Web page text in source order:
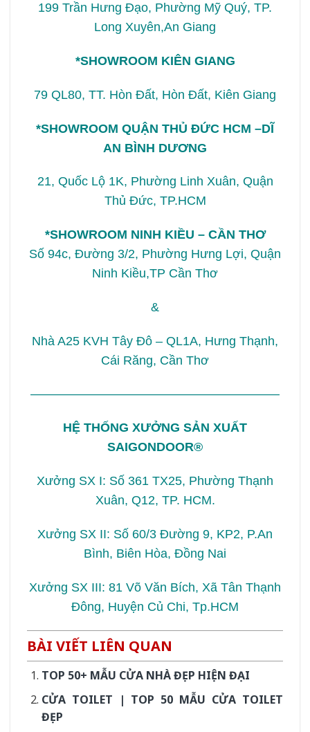
199 Trần Hưng Đạo, Phường Mỹ Quý, TP.
Long Xuyên,An Giang
*SHOWROOM KIÊN GIANG
79 QL80, TT. Hòn Đất, Hòn Đất, Kiên Giang
*SHOWROOM QUẬN THỦ ĐỨC HCM –DĨ
AN BÌNH DƯƠNG
21, Quốc Lộ 1K, Phường Linh Xuân, Quận
Thủ Đức, TP.HCM
*SHOWROOM NINH KIỀU – CẦN THƠ
Số 94c, Đường 3/2, Phường Hưng Lợi, Quận
Ninh Kiều,TP Cần Thơ
&
Nhà A25 KVH Tây Đô – QL1A, Hưng Thạnh,
Cái Răng, Cần Thơ
————————————————————
HỆ THỐNG XƯỞNG SẢN XUẤT
SAIGONDOOR®
Xưởng SX I: Số 361 TX25, Phường Thạnh
Xuân, Q12, TP. HCM.
Xưởng SX II: Số 60/3 Đường 9, KP2, P.An
Bình, Biên Hòa, Đồng Nai
Xưởng SX III: 81 Võ Văn Bích, Xã Tân Thạnh
Đông, Huyện Củ Chi, Tp.HCM
BÀI VIẾT LIÊN QUAN
TOP 50+ MẪU CỬA NHÀ ĐẸP HIỆN ĐẠI
CỬA TOILET | TOP 50 MẪU CỬA TOILET
ĐẸP